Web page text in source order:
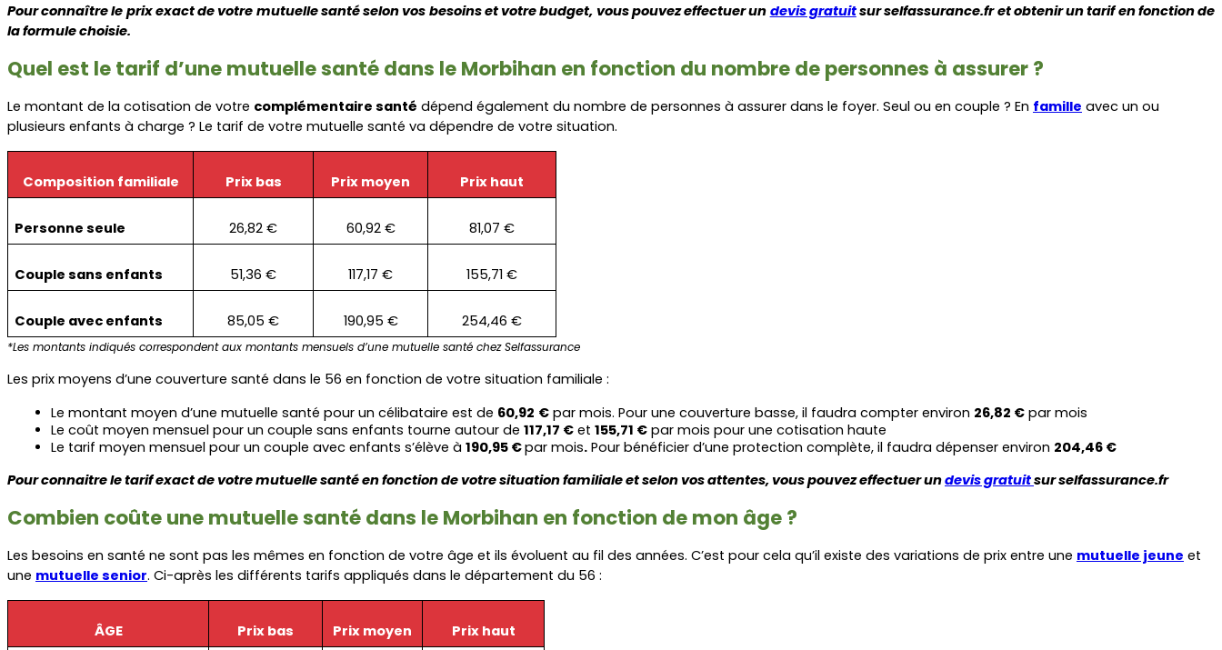
Pour connaître le prix exact de votre mutuelle santé selon vos besoins et votre budget, vous pouvez effectuer un devis gratuit sur selfassurance.fr et obtenir un tarif en fonction de
la formule choisie.
Quel est le tarif d’une mutuelle santé dans le Morbihan en fonction du nombre de personnes à assurer ?
Le montant de la cotisation de votre complémentaire santé dépend également du nombre de personnes à assurer dans le foyer. Seul ou en couple ? En famille avec un ou
plusieurs enfants à charge ? Le tarif de votre mutuelle santé va dépendre de votre situation.
Composition familiale Prix bas Prix moyen Prix haut
Personne seule 26,82 € 60,92 € 81,07 €
Couple sans enfants 51,36 € 117,17 € 155,71 €
Couple avec enfants 85,05 € 190,95 € 254,46 €
*Les montants indiqués correspondent aux montants mensuels d’une mutuelle santé chez Selfassurance
Les prix moyens d’une couverture santé dans le 56 en fonction de votre situation familiale :
Le montant moyen d’une mutuelle santé pour un célibataire est de 60,92 € par mois. Pour une couverture basse, il faudra compter environ 26,82 € par mois
Le coût moyen mensuel pour un couple sans enfants tourne autour de 117,17 € et 155,71 € par mois pour une cotisation haute
Le tarif moyen mensuel pour un couple avec enfants s’élève à 190,95 € par mois. Pour bénéficier d’une protection complète, il faudra dépenser environ 204,46 €
Pour connaitre le tarif exact de votre mutuelle santé en fonction de votre situation familiale et selon vos attentes, vous pouvez effectuer un devis gratuit sur selfassurance.fr
Combien coûte une mutuelle santé dans le Morbihan en fonction de mon âge ?
Les besoins en santé ne sont pas les mêmes en fonction de votre âge et ils évoluent au fil des années. C’est pour cela qu’il existe des variations de prix entre une mutuelle jeune et
une mutuelle senior. Ci-après les différents tarifs appliqués dans le département du 56 :
ÂGE Prix bas Prix moyen Prix haut